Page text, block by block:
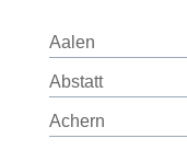
Aalen
Abstatt
Achern